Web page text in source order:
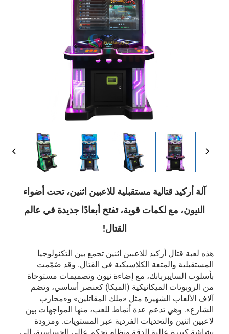
آلة أركيد قتالية مستقبلية للاعبين اثنين، تحت أضواء
النيون، مع لكمات قوية، تفتح أبعادًا جديدة في عالم
القتال!
هذه لعبة قتال أركيد للاعبين اثنين تجمع بين التكنولوجيا
المستقبلية والمتعة الكلاسيكية في القتال. وقد صُمّمت
بأسلوب السايبربانك، مع إضاءة نيون وتصميمات مستوحاة
من الروبوتات الميكانيكية (الميكا) كعنصر أساسي، وتضم
آلاف الألعاب الشهيرة مثل «ملك المقاتلين» و«محارب
الشارع». وهي تدعم عدة أنماط للعب، منها المواجهات بين
لاعبين اثنين والتحديات الفردية عبر المستويات. ومزودة